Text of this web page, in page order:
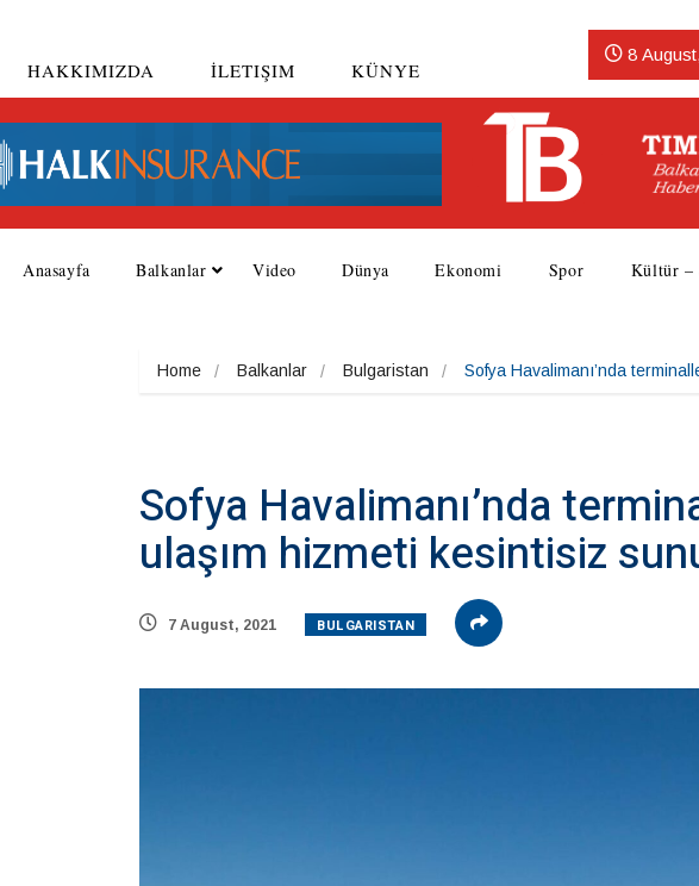
HAKKIMIZDA İLETIŞIM KÜNYE
8
Anasayfa Balkanlar Video Dünya Ekonomi Spor Kültür –
Home Balkanlar Bulgaristan Sofya Havalimanı’nda
Sofya Havalimanı’nda
ulaşım hizmeti kesintisiz
7 August, 2021 BULGARISTAN